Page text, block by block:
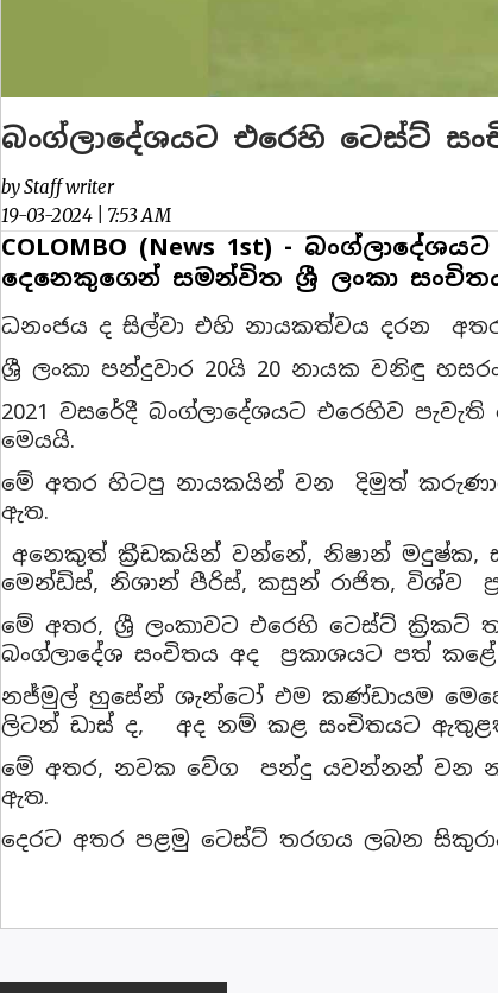
බංග්ලාදේශයට එරෙහි ටෙස්ට්
by Staff writer
19-03-2024 | 7:53 AM
COLOMBO (News 1st) -
දෙනෙකුගෙන් සමන්විත ශ්‍රී ලංකා
ධනංජය ද සිල්වා එහි නායකත්වය දරන
ශ්‍රී ලංකා පන්දුවාර 20යි 20 නායක වනිඳු
2021 වසරේදී බංග්ලාදේශයට එරෙහිව
මෙයයි.
මේ අතර හිටපු නායකයින් වන දිමුත්
ඇත.
අනෙකුත් ක්‍රීඩකයින් වන්නේ, නිෂාන් මදුෂ්ක,
මෙන්ඩිස්, නිශාන් පීරිස්, කසුන් රාජිත, විශ්ව
මේ අතර, ශ්‍රී ලංකාවට එරෙහි ටෙස්ට්
බංග්ලාදේශ සංචිතය අද ප්‍රකාශයට පත්
නජ්මුල් හුසේන් ශැන්ටෝ එම කණ්ඩායම
ලිටන් ඩාස් ද, අද නම් කළ සංචිතයට
මේ අතර, නවක වේග පන්දු යවන්නන් වන
ඇත.
දෙරට අතර පළමු ටෙස්ට් තරගය ලබන